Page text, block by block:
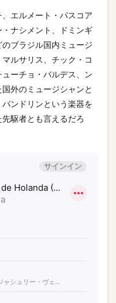
エルメート・パスコア
ナシメント、ドミンギ
ブラジル国内ミュージ
ルサリス、チック・コ
ーチョ・バルデス、ン
外のミュージシャンと
ンドリンという楽器を
駆者とも言えるだろ